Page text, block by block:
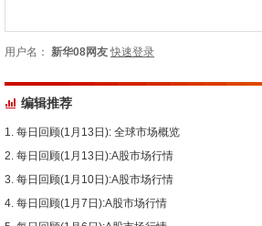
用户名： 新华08网友 快速登录
编辑推荐
每日回顾(1月13日): 全球市场概览
每日回顾(1月13日):A股市场行情
每日回顾(1月10日):A股市场行情
每日回顾(1月7日):A股市场行情